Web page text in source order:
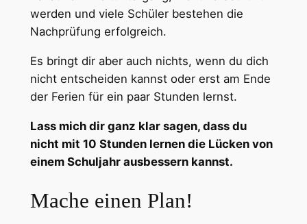
werden und viele Schüler bestehen die
Nachprüfung erfolgreich.
Es bringt dir aber auch nichts, wenn du dich
nicht entscheiden kannst oder erst am Ende
der Ferien für ein paar Stunden lernst.
Lass mich dir ganz klar sagen, dass du
nicht mit 10 Stunden lernen die Lücken von
einem Schuljahr ausbessern kannst.
Mache einen Plan!